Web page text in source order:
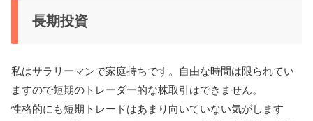
長期投資
私はサラリーマンで家庭持ちです。自由な時間は限られてい
ますので短期のトレーダー的な株取引はできません。
性格的にも短期トレードはあまり向いていない気がします